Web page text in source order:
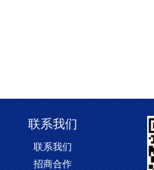
联系我们
联系我们
招商合作